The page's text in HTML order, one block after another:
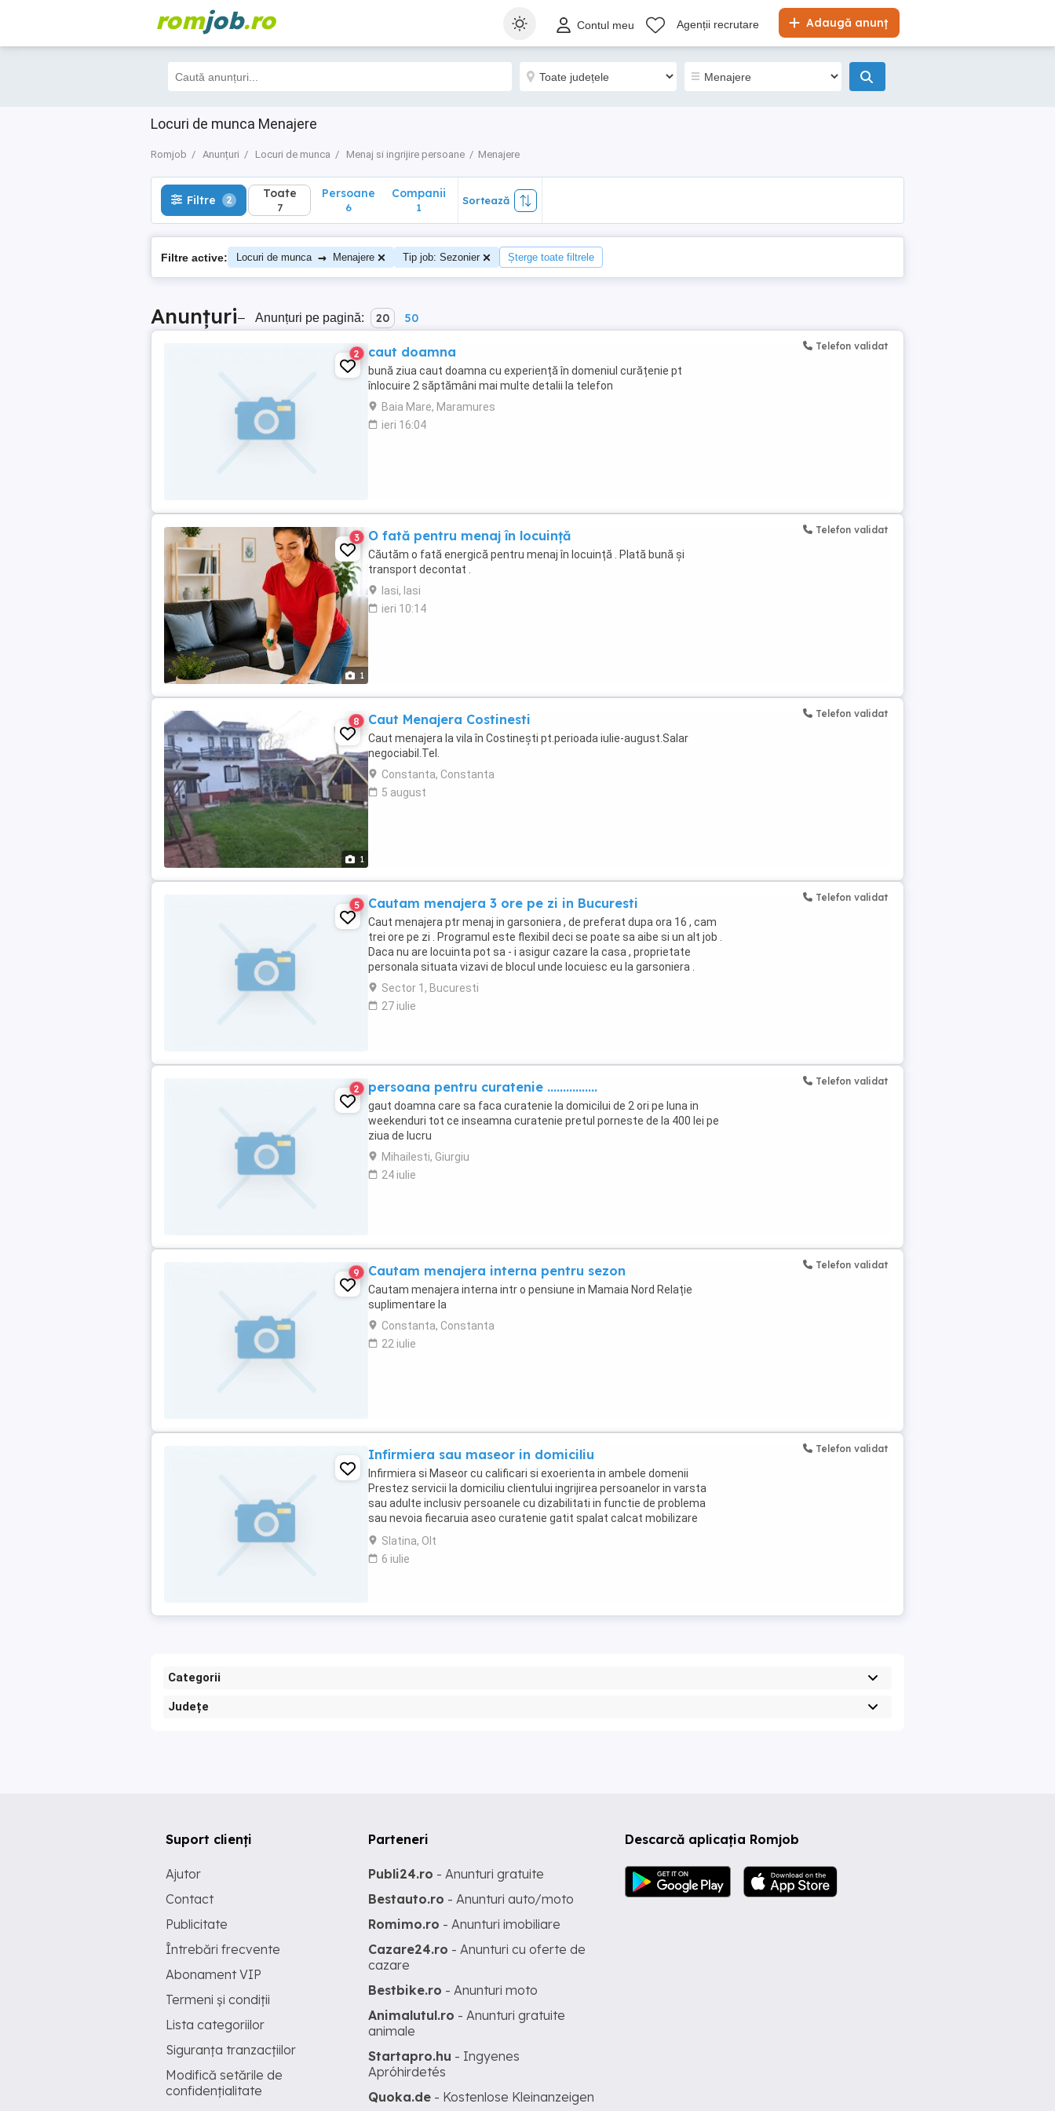
romjob.ro Adaugă anunț
Contul meu Agenții recrutare
Locuri de munca Menajere
Romjob Anunțuri Locuri de munca Menaj si ingrijire persoane Menajere
Filtre 2 Toate
7
Filtre 2 Toate
7
Persoane
6
Companii
1
Sortează
Filtre active: Locuri de munca → Menajere Tip job: Sezonier Șterge toate filtrele
Anunțuri– Anunțuri pe pagină: 20 50
2 caut doamna
bună ziua caut doamna cu experiență în domeniul curățenie pt
înlocuire 2 săptămâni mai multe detalii la telefon
Baia Mare, Maramures
ieri 16:04
Telefon validat
1
3 O fată pentru menaj în locuință
Căutăm o fată energică pentru menaj în locuință . Plată bună și
transport decontat .
Iasi, Iasi
ieri 10:14
Telefon validat
1
8 Caut Menajera Costinesti
Caut menajera la vila în Costinești pt.perioada iulie-august.Salar
negociabil.Tel.
Constanta, Constanta
5 august
Telefon validat
5 Cautam menajera 3 ore pe zi in Bucuresti
Caut menajera ptr menaj in garsoniera , de preferat dupa ora 16 , cam
trei ore pe zi . Programul este flexibil deci se poate sa aibe si un alt job .
Daca nu are locuinta pot sa - i asigur cazare la casa , proprietate
personala situata vizavi de blocul unde locuiesc eu la garsoniera .
Sector 1, Bucuresti
27 iulie
Telefon validat
2 persoana pentru curatenie ................
gaut doamna care sa faca curatenie la domicilui de 2 ori pe luna in
weekenduri tot ce inseamna curatenie pretul porneste de la 400 lei pe
ziua de lucru
Mihailesti, Giurgiu
24 iulie
Telefon validat
9 Cautam menajera interna pentru sezon
Cautam menajera interna intr o pensiune in Mamaia Nord Relație
suplimentare la
Constanta, Constanta
22 iulie
Telefon validat
Infirmiera sau maseor in domiciliu
Infirmiera si Maseor cu calificari si exoerienta in ambele domenii
Prestez servicii la domiciliu clientului ingrijirea persoanelor in varsta
sau adulte inclusiv persoanele cu dizabilitati in functie de problema
sau nevoia fiecaruia aseo curatenie gatit spalat calcat mobilizare
medicatie,masaje,etc. ...
Slatina, Olt
6 iulie
Telefon validat
Categorii
Județe
Descarcă aplicația Romjob
Suport clienți
Ajutor
Contact
Publicitate
Întrebări frecvente
Abonament VIP
Termeni și condiții
Lista categoriilor
Siguranța tranzacțiilor
Modifică setările de
confidențialitate
Parteneri
Publi24.ro - Anunturi gratuite
Bestauto.ro - Anunturi auto/moto
Romimo.ro - Anunturi imobiliare
Cazare24.ro - Anunturi cu oferte de
cazare
Bestbike.ro - Anunturi moto
Animalutul.ro - Anunturi gratuite
animale
Startapro.hu - Ingyenes
Apróhirdetés
Quoka.de - Kostenlose Kleinanzeigen